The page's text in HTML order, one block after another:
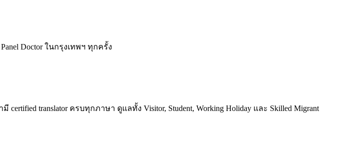
Doctor ในกรุงเทพฯ ทุกครั้ง
translator ครบทุกภาษา ดูแลทั้ง Visitor, Student, Working Holiday และ Skilled Migrant